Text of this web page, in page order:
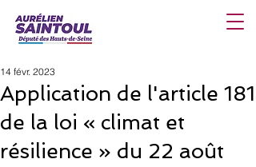
Application de l'article 181
de la loi « climat et
résilience » du 22 août
14 févr. 2023